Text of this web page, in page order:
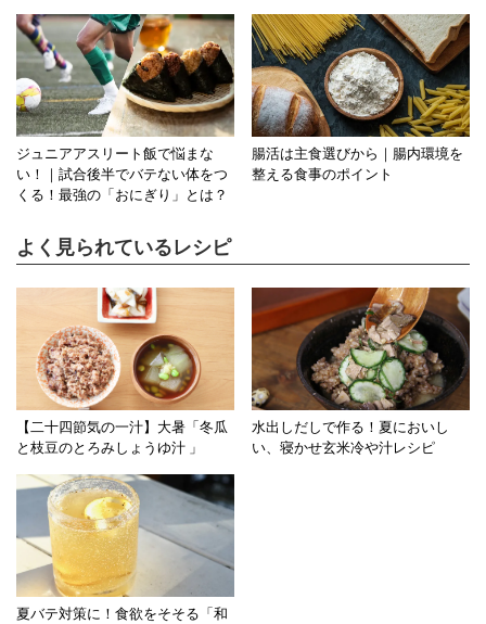
ジュニアアスリート飯で悩まな
い！｜試合後半でバテない体をつ
くる！最強の「おにぎり」とは？
腸活は主食選びから｜腸内環境を
整える食事のポイント
よく見られているレシピ
【二十四節気の一汁】大暑「冬瓜
と枝豆のとろみしょうゆ汁 」
水出しだしで作る！夏においし
い、寝かせ玄米冷や汁レシピ
夏バテ対策に！食欲をそそる「和